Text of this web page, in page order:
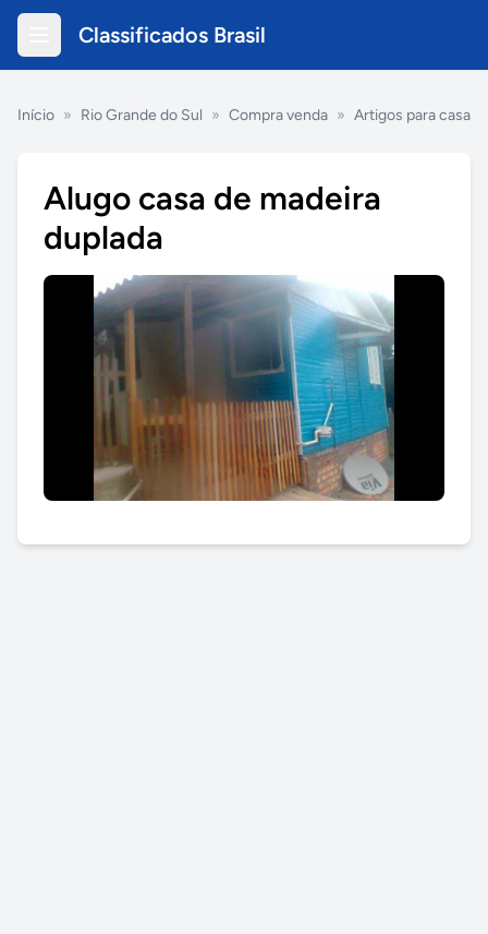
Classificados Brasil
Início » Rio Grande do Sul » Compra venda » Artigos para casa
Alugo casa de madeira
duplada